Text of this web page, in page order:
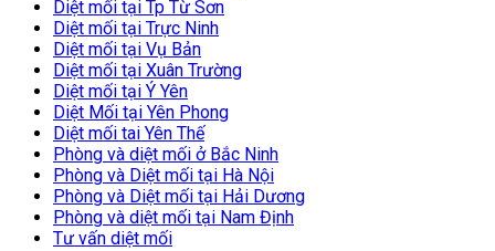
Diệt mối tại Tp Từ Sơn
Diệt mối tại Trực Ninh
Diệt mối tại Vụ Bản
Diệt mối tại Xuân Trường
Diệt mối tại Ý Yên
Diệt Mối tại Yên Phong
Diệt mối tai Yên Thế
Phòng và diệt mối ở Bắc Ninh
Phòng và Diệt mối tại Hà Nội
Phòng và Diệt mối tại Hải Dương
Phòng và diệt mối tại Nam Định
Tư vấn diệt mối